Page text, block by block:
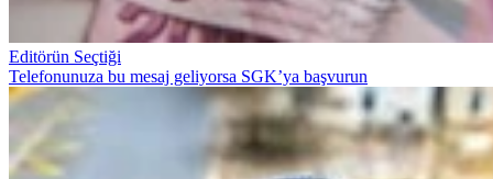
Editörün Seçtiği
Telefonunuza bu mesaj geliyorsa SGK’ya başvurun